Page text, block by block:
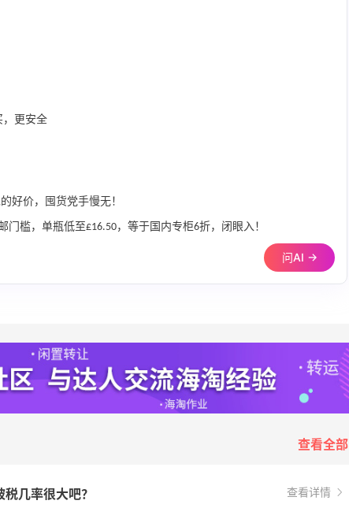
，更安全
好价，囤货党手慢无！
门槛，单瓶低至£16.50，等于国内专柜6折，闭眼入！
问AI →
查看全部
几率很大吧？ 查看详情
球
Sandro us：限时闪促！法式美衣精选